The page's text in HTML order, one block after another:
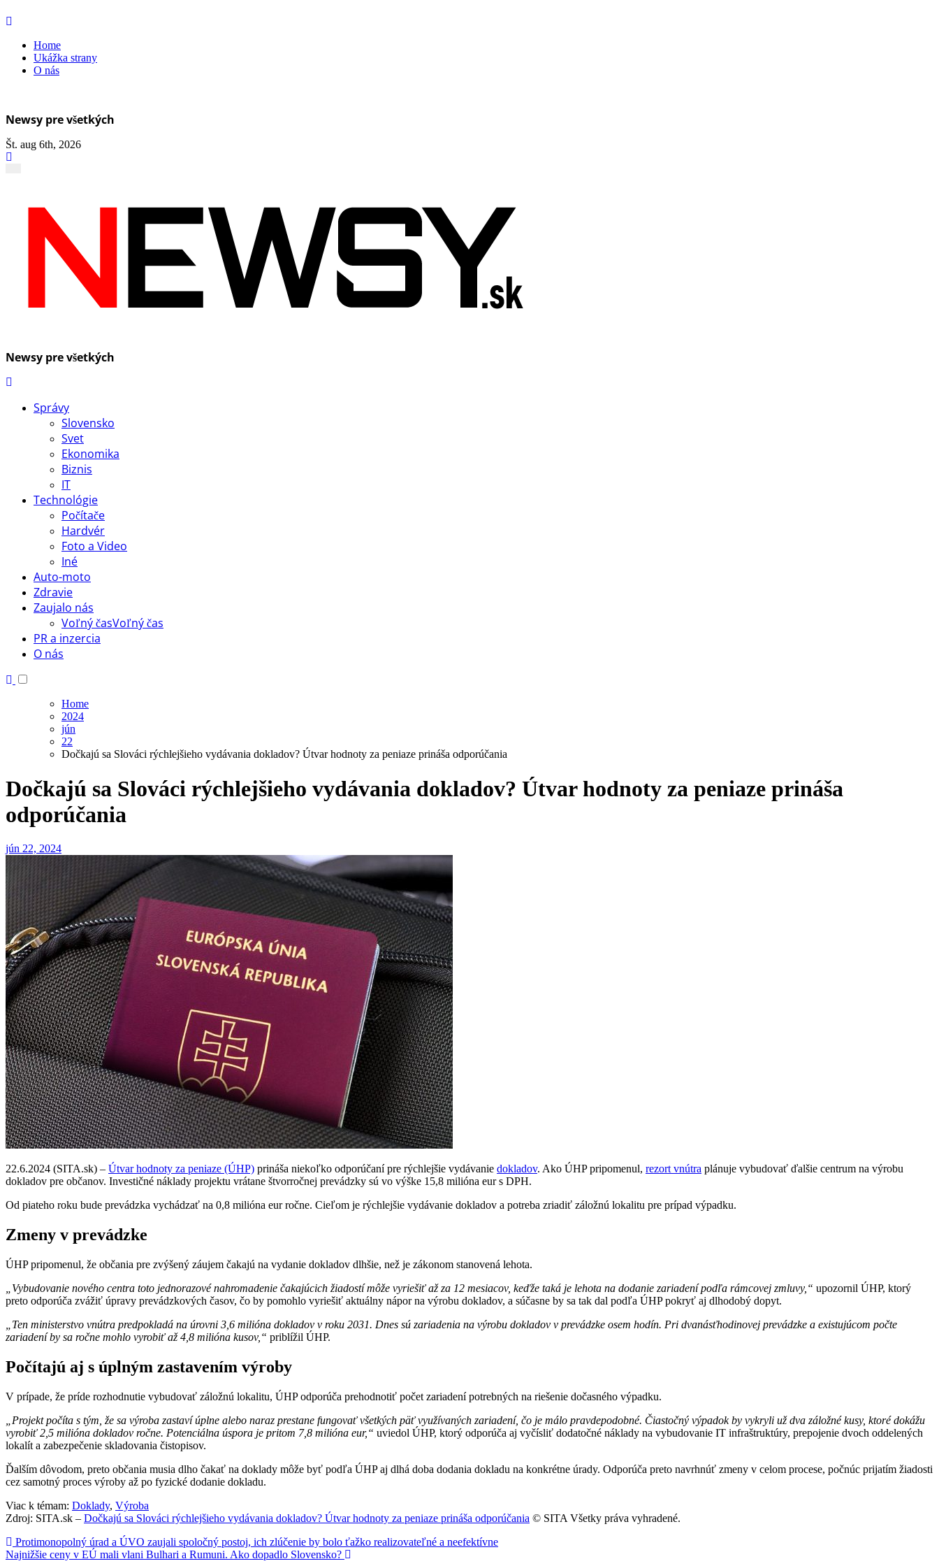
Skip
contentHome
Ukážka strany
O nás
Newsy pre všetkých
Št. aug 6th, 2026
Newsy pre všetkých
Správy
Slovensko
Svet
Ekonomika
Biznis
IT
Technológie
Počítače
Hardvér
Foto a Video
Iné
Auto-moto
Zdravie
Zaujalo nás
Voľný časVoľný čas
PR a inzercia
O nás
Home
2024
jún
22
Dočkajú sa Slováci rýchlejšieho vydávania dokladov? Útvar hodnoty za peniaze prináša odporúčania
Dočkajú sa Slováci rýchlejšieho vydávania dokladov? Útvar hodnoty za peniaze prináša
odporúčania
jún 22, 2024
22.6.2024 (SITA.sk) – Útvar hodnoty za peniaze (ÚHP) prináša niekoľko odporúčaní pre rýchlejšie vydávanie dokladov. Ako ÚHP pripomenul, rezort vnútra plánuje vybudovať ďalšie centrum na výrobu
dokladov pre občanov. Investičné náklady projektu vrátane štvorročnej prevádzky sú vo výške 15,8 milióna eur s DPH.
Od piateho roku bude prevádzka vychádzať na 0,8 milióna eur ročne. Cieľom je rýchlejšie vydávanie dokladov a potreba zriadiť záložnú lokalitu pre prípad výpadku.
Zmeny v prevádzke
ÚHP pripomenul, že občania pre zvýšený záujem čakajú na vydanie dokladov dlhšie, než je zákonom stanovená lehota.
„Vybudovanie nového centra toto jednorazové nahromadenie čakajúcich žiadostí môže vyriešiť až za 12 mesiacov, keďže taká je lehota na dodanie zariadení podľa rámcovej zmluvy,“ upozornil ÚHP, ktorý
preto odporúča zvážiť úpravy prevádzkových časov, čo by pomohlo vyriešiť aktuálny nápor na výrobu dokladov, a súčasne by sa tak dal podľa ÚHP pokryť aj dlhodobý dopyt.
„Ten ministerstvo vnútra predpokladá na úrovni 3,6 milióna dokladov v roku 2031. Dnes sú zariadenia na výrobu dokladov v prevádzke osem hodín. Pri dvanásťhodinovej prevádzke a existujúcom počte
zariadení by sa ročne mohlo vyrobiť až 4,8 milióna kusov,“ priblížil ÚHP.
Počítajú aj s úplným zastavením výroby
V prípade, že príde rozhodnutie vybudovať záložnú lokalitu, ÚHP odporúča prehodnotiť počet zariadení potrebných na riešenie dočasného výpadku.
„Projekt počíta s tým, že sa výroba zastaví úplne alebo naraz prestane fungovať všetkých päť využívaných zariadení, čo je málo pravdepodobné. Čiastočný výpadok by vykryli už dva záložné kusy, ktoré dokážu
vyrobiť 2,5 milióna dokladov ročne. Potenciálna úspora je pritom 7,8 milióna eur,“ uviedol ÚHP, ktorý odporúča aj vyčísliť dodatočné náklady na vybudovanie IT infraštruktúry, prepojenie dvoch oddelených
lokalít a zabezpečenie skladovania čistopisov.
Ďalším dôvodom, preto občania musia dlho čakať na doklady môže byť podľa ÚHP aj dlhá doba dodania dokladu na konkrétne úrady. Odporúča preto navrhnúť zmeny v celom procese, počnúc prijatím žiadosti
cez samotný proces výroby až po fyzické dodanie dokladu.
Viac k témam: Doklady, Výroba
Zdroj: SITA.sk – Dočkajú sa Slováci rýchlejšieho vydávania dokladov? Útvar hodnoty za peniaze prináša odporúčania © SITA Všetky práva vyhradené.
Navigácia
Protimonopolný úrad a ÚVO zaujali spoločný postoj, ich zlúčenie by bolo ťažko realizovateľné a neefektívne
Najnižšie ceny v EÚ mali vlani Bulhari a Rumuni. Ako dopadlo Slovensko?